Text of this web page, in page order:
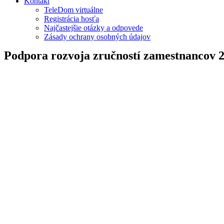
TeleDom virtuálne
Registrácia hosťa
Najčastejšie otázky a odpovede
Zásady ochrany osobných údajov
Podpora rozvoja zručností zamestnancov